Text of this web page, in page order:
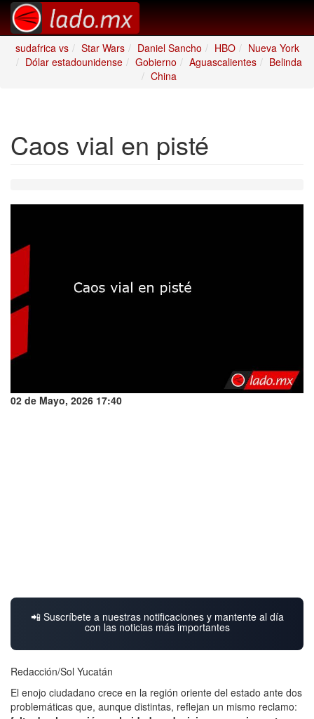
sudafrica vs Star Wars Daniel Sancho HBO
Nueva York
Dólar estadounidense
Gobierno Aguascalientes
Belinda
China
Caos vial en pisté
02 de Mayo, 2026 17:40
📲 Suscríbete a nuestras notificaciones y mantente al día
con las noticias más importantes
Redacción/Sol Yucatán
El enojo ciudadano crece en la región oriente del estado ante dos
problemáticas que, aunque distintas, reflejan un mismo reclamo: